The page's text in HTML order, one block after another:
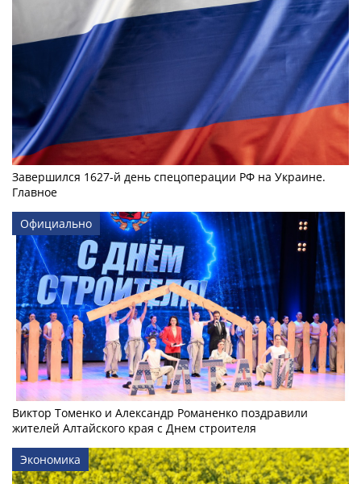
Завершился 1627-й день спецоперации РФ на Украине.
Главное
Официально
Виктор Томенко и Александр Романенко поздравили
жителей Алтайского края с Днем строителя
Экономика